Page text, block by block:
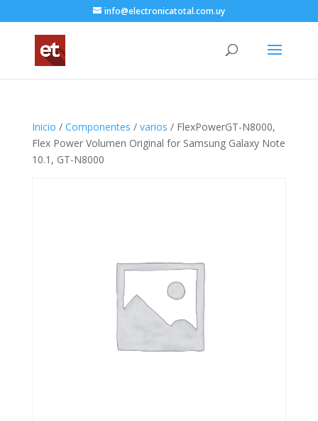
info@electronicatotal.com.uy
Inicio / Componentes / varios / FlexPowerGT-N8000,
Flex Power Volumen Original for Samsung Galaxy Note
10.1, GT-N8000